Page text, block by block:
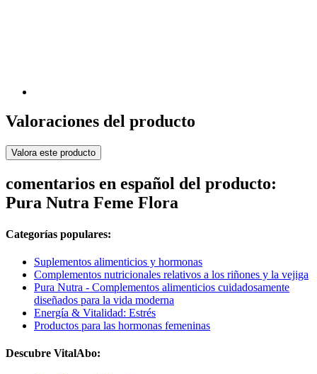
Valoraciones del producto
Valora este producto
comentarios en español del producto:
Pura Nutra Feme Flora
Categorías populares:
Suplementos alimenticios y hormonas
Complementos nutricionales relativos a los riñones y la vejiga
Pura Nutra - Complementos alimenticios cuidadosamente
diseñados para la vida moderna
Energía & Vitalidad: Estrés
Productos para las hormonas femeninas
Descubre VitalAbo: